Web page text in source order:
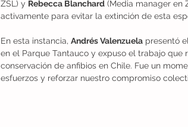
ZSL) y Rebecca Blanchard (Media manager en
activamente para evitar la extinción de esta
En esta instancia, Andrés Valenzuela presentó
en el Parque Tantauco y expuso el trabajo que
conservación de anfibios en Chile. Fue un
esfuerzos y reforzar nuestro compromiso